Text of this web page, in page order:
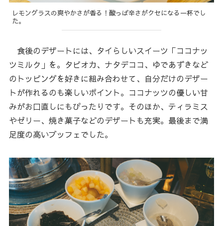
レモングラスの爽やかさが香る！酸っぱ辛さがクセになる一杯でし
た。
食後のデザートには、タイらしいスイーツ「ココナッ
ツミルク」を。タピオカ、ナタデココ、ゆであずきなど
のトッピングを好きに組み合わせて、自分だけのデザー
トが作れるのも楽しいポイント。ココナッツの優しい甘
みがお口直しにもぴったりです。そのほか、ティラミス
やゼリー、焼き菓子などのデザートも充実。最後まで満
足度の高いブッフェでした。